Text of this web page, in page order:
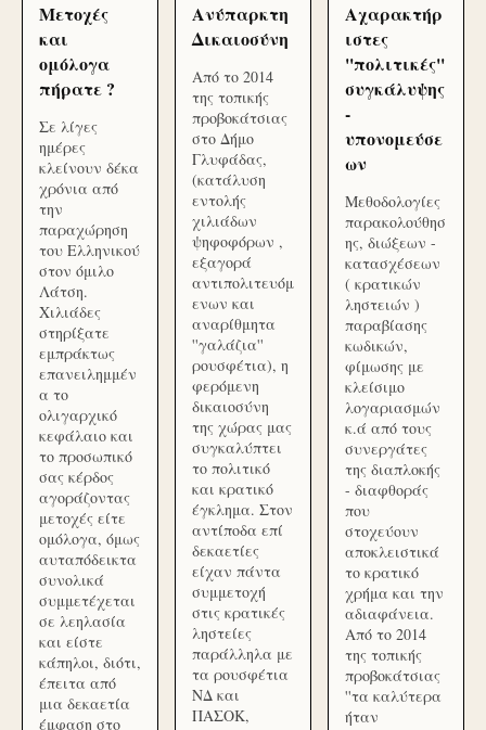
Μετοχές
και
ομόλογα
πήρατε ?
Σε λίγες
ημέρες
κλείνουν δέκα
χρόνια από
την
παραχώρηση
του Ελληνικού
στον όμιλο
Λάτση.
Χιλιάδες
στηρίξατε
εμπράκτως
επανειλημμέν
α το
ολιγαρχικό
κεφάλαιο και
το προσωπικό
σας κέρδος
αγοράζοντας
μετοχές είτε
ομόλογα, όμως
αυταπόδεικτα
συνολικά
συμμετέχεται
σε λεηλασία
και είστε
κάπηλοι, διότι,
έπειτα από
μια δεκαετία
έμφαση στο
Ανύπαρκτη
Δικαιοσύνη
Από το 2014
της τοπικής
προβοκάτσιας
στο Δήμο
Γλυφάδας,
(κατάλυση
εντολής
χιλιάδων
ψηφοφόρων ,
εξαγορά
αντιπολιτευόμ
ενων και
αναρίθμητα
''γαλάζια''
ρουσφέτια), η
φερόμενη
δικαιοσύνη
της χώρας μας
συγκαλύπτει
το πολιτικό
και κρατικό
έγκλημα. Στον
αντίποδα επί
δεκαετίες
είχαν πάντα
συμμετοχή
στις κρατικές
ληστείες
παράλληλα με
τα ρουσφέτια
ΝΔ και
ΠΑΣΟΚ,
Αχαρακτήρ
ιστες
''πολιτικές''
συγκάλυψης
-
υπονομεύσε
ων
Μεθοδολογίες
παρακολούθησ
ης, διώξεων -
κατασχέσεων
( κρατικών
ληστειών )
παραβίασης
κωδικών,
φίμωσης με
κλείσιμο
λογαριασμών
κ.ά από τους
συνεργάτες
της διαπλοκής
- διαφθοράς
που
στοχεύουν
αποκλειστικά
το κρατικό
χρήμα και την
αδιαφάνεια.
Από το 2014
της τοπικής
προβοκάτσιας
''τα καλύτερα
ήταν